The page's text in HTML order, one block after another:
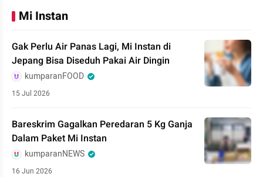
Mi Instan
Gak Perlu Air Panas Lagi, Mi Instan di
Jepang Bisa Diseduh Pakai Air Dingin
kumparanFOOD
15 Jul 2026
Bareskrim Gagalkan Peredaran 5 Kg Ganja
Dalam Paket Mi Instan
kumparanNEWS
16 Jun 2026